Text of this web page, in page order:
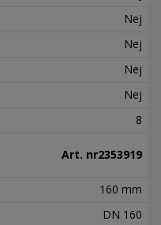
Nej
Nej
Nej
Nej
8
Art. nr2353919
160 mm
DN 160